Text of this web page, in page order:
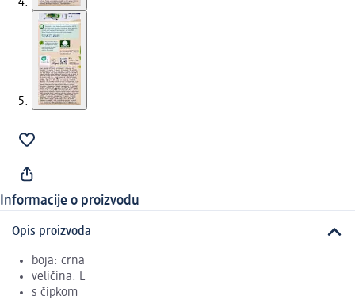
Informacije o proizvodu
Opis proizvoda
boja: crna
veličina: L
s čipkom